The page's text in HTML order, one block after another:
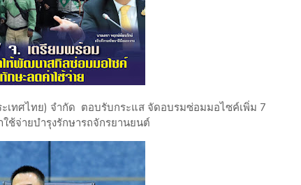
ทศไทย) จำกัด ตอบรับกระแส จัดอบรมซ่อมมอไซค์เพิ่ม 7
ช้จ่ายบำรุงรักษารถจักรยานยนต์